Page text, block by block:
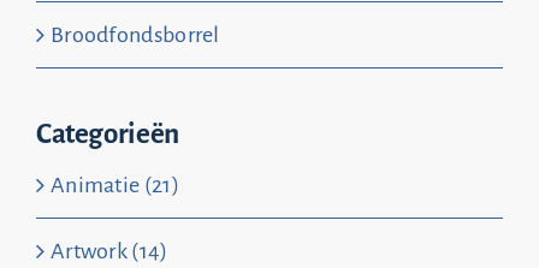
Broodfondsborrel
Categorieën
Animatie (21)
Artwork (14)